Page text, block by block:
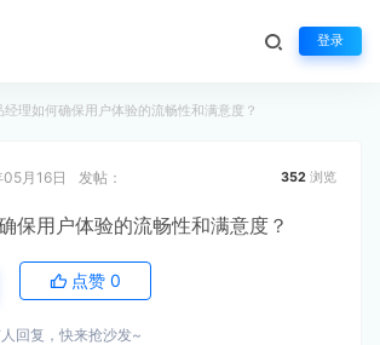
登录
经理如何确保用户体验的流畅性和满意度？
月16日 发帖： 352 浏览
保用户体验的流畅性和满意度？
点赞 0
回复，快来抢沙发~